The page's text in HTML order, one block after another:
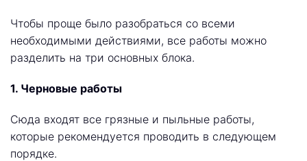
Чтобы проще было разобраться со всеми
необходимыми действиями, все работы можно
разделить на три основных блока.
1. Черновые работы
Сюда входят все грязные и пыльные работы,
которые рекомендуется проводить в следующем
порядке.